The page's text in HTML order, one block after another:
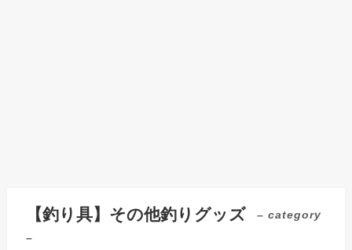
【釣り具】その他釣りグッズ
– category
–